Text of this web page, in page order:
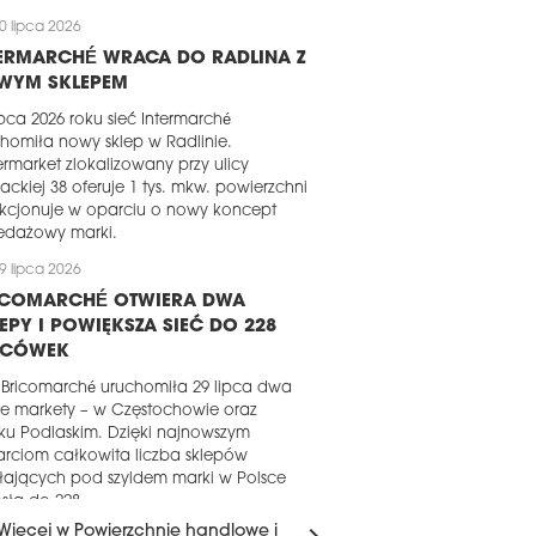
lipca 2026
WRACA DO RADLINA Z
SKLEPEM
2026 roku sieć Intermarché
nowy sklep w Radlinie.
zlokalizowany przy ulicy
38 oferuje 1 tys. mkw. powierzchni
w oparciu o nowy koncept
marki.
lipca 2026
OTWIERA DWA
I POWIĘKSZA SIEĆ DO 228
Bricomarché uruchomiła 29 lipca dwa
markety – w Częstochowie oraz
Podlaskim. Dzięki najnowszym
całkowita liczba sklepów
pod szyldem marki w Polsce
do 228.
w Powierzchnie handlowe i